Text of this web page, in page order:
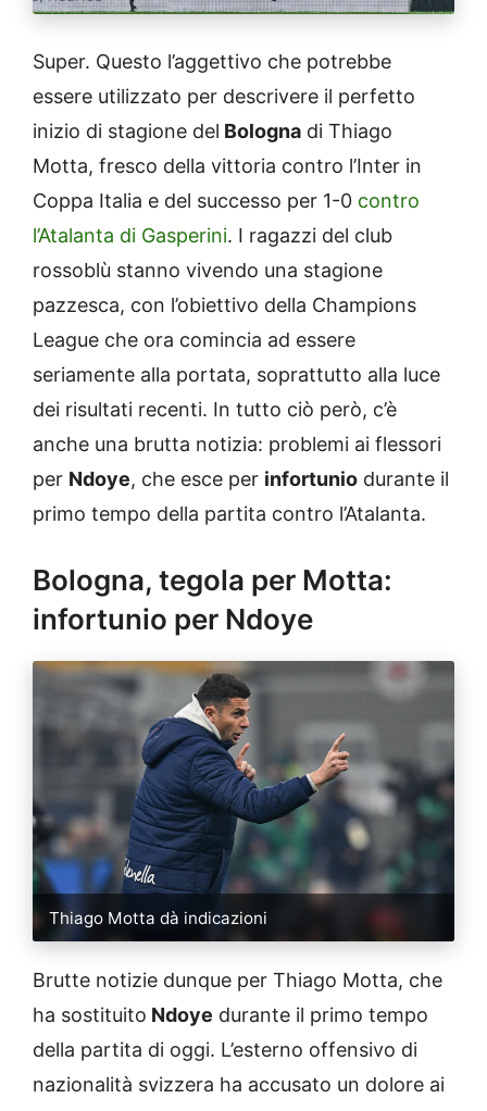
Super. Questo l’aggettivo che potrebbe
essere utilizzato per descrivere il perfetto
inizio di stagione del Bologna di Thiago
Motta, fresco della vittoria contro l’Inter in
Coppa Italia e del successo per 1-0 contro
l’Atalanta di Gasperini. I ragazzi del club
rossoblù stanno vivendo una stagione
pazzesca, con l’obiettivo della Champions
League che ora comincia ad essere
seriamente alla portata, soprattutto alla luce
dei risultati recenti. In tutto ciò però, c’è
anche una brutta notizia: problemi ai flessori
per Ndoye, che esce per infortunio durante il
primo tempo della partita contro l’Atalanta.
Bologna, tegola per Motta:
infortunio per Ndoye
Thiago Motta dà indicazioni
Brutte notizie dunque per Thiago Motta, che
ha sostituito Ndoye durante il primo tempo
della partita di oggi. L’esterno offensivo di
nazionalità svizzera ha accusato un dolore ai